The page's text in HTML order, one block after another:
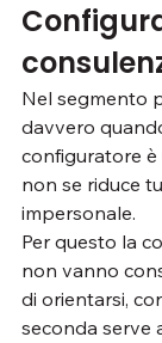
Nel segmento
davvero
configuratore è
non se riduce
impersonale.
Per questo la
non vanno
di orientarsi,
seconda serve